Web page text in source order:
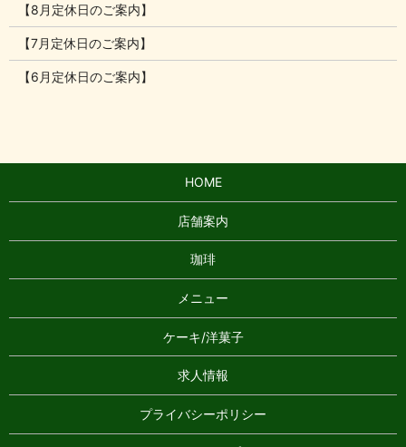
【8月定休日のご案内】
【7月定休日のご案内】
【6月定休日のご案内】
HOME
店舗案内
珈琲
メニュー
ケーキ/洋菓子
求人情報
プライバシーポリシー